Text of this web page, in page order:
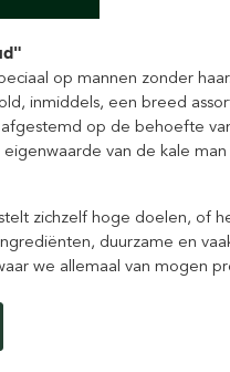
op mannen zonder
inmiddels, een breed
op de behoefte
eigenwaarde van de kale
zichzelf hoge doelen, of
duurzame en
we allemaal van mogen